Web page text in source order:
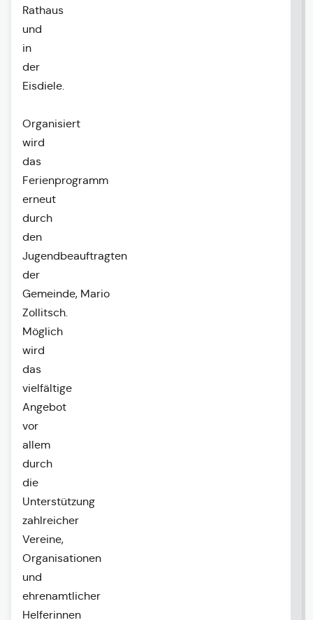
Rathaus
und
in
der
Eisdiele.
Organisiert
wird
das
Ferienprogramm
erneut
durch
den
Jugendbeauftragten
der
Gemeinde, Mario
Zollitsch.
Möglich
wird
das
vielfältige
Angebot
vor
allem
durch
die
Unterstützung
zahlreicher
Vereine,
Organisationen
und
ehrenamtlicher
Helferinnen